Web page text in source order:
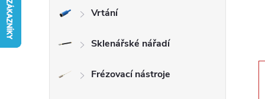
a
n
n
Vrtání
Sklenářské nářadí
Frézovací nástroje